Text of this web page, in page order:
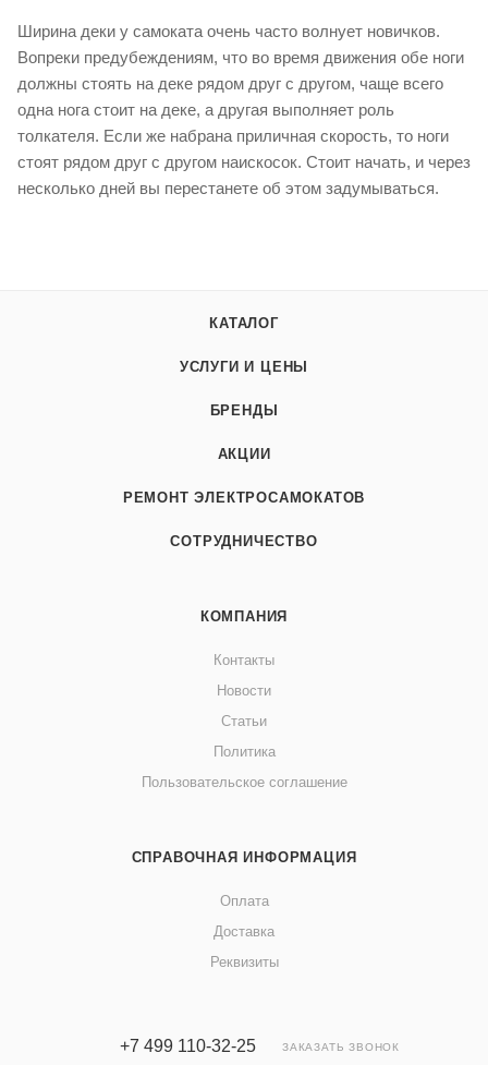
Ширина деки у самоката очень часто волнует новичков.
Вопреки предубеждениям, что во время движения обе ноги
должны стоять на деке рядом друг с другом, чаще всего
одна нога стоит на деке, а другая выполняет роль
толкателя. Если же набрана приличная скорость, то ноги
стоят рядом друг с другом наискосок. Стоит начать, и через
несколько дней вы перестанете об этом задумываться.
КАТАЛОГ
УСЛУГИ И ЦЕНЫ
БРЕНДЫ
АКЦИИ
РЕМОНТ ЭЛЕКТРОСАМОКАТОВ
СОТРУДНИЧЕСТВО
КОМПАНИЯ
Контакты
Новости
Статьи
Политика
Пользовательское соглашение
СПРАВОЧНАЯ ИНФОРМАЦИЯ
Оплата
Доставка
Реквизиты
+7 499 110-32-25 ЗАКАЗАТЬ ЗВОНОК